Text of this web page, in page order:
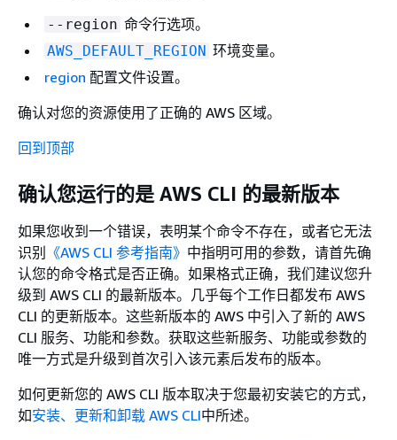
--region 命令行选项。
AWS_DEFAULT_REGION 环境变量。
region 配置文件设置。
确认对您的资源使用了正确的 AWS 区域。
回到顶部
确认您运行的是 AWS CLI 的最新版本
如果您收到一个错误，表明某个命令不存在，或者它无法
识别 《AWS CLI 参考指南》 中指明可用的参数，请首先确
认您的命令格式是否正确。如果格式正确，我们建议您升
级到 AWS CLI 的最新版本。几乎每个工作日都发布 AWS
CLI 的更新版本。这些新版本的 AWS 中引入了新的 AWS
CLI 服务、功能和参数。获取这些新服务、功能或参数的
唯一方式是升级到首次引入该元素后发布的版本。
如何更新您的 AWS CLI 版本取决于您最初安装它的方式，
如安装、更新和卸载 AWS CLI中所述。